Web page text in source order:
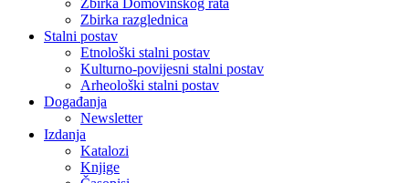
Zbirka Domovinskog rata
Zbirka razglednica
Stalni postav
Etnološki stalni postav
Kulturno-povijesni stalni postav
Arheološki stalni postav
Događanja
Newsletter
Izdanja
Katalozi
Knjige